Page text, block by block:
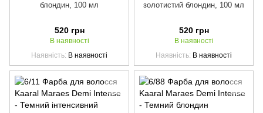
блондин, 100 мл
520 грн
В наявності
Наявність В наявності
золотистий блондин, 100 мл
520 грн
В наявності
Наявність В наявності